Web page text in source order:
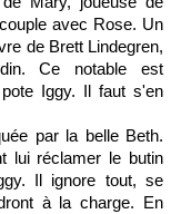
avec Rose. Un
de Brett Lindegren,
Ce notable est
Iggy. Il faut s'en
par la belle Beth.
lui réclamer le butin
Il ignore tout, se
à la charge. En